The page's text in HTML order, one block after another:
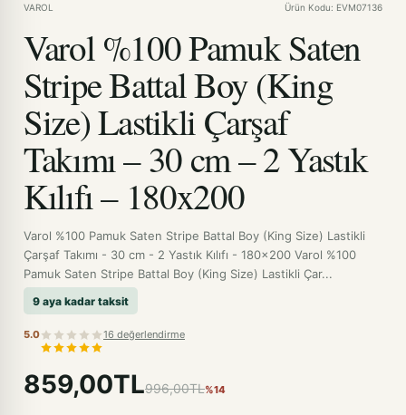
VAROL Ürün Kodu: EVM07136
Varol %100 Pamuk Saten
Stripe Battal Boy (King
Size) Lastikli Çarşaf
Takımı – 30 cm – 2 Yastık
Kılıfı – 180x200
Varol %100 Pamuk Saten Stripe Battal Boy (King Size) Lastikli
Çarşaf Takımı - 30 cm - 2 Yastık Kılıfı - 180x200 Varol %100
Pamuk Saten Stripe Battal Boy (King Size) Lastikli Çar...
9 aya kadar taksit
5.0 16 değerlendirme
859,00TL996,00TL%14